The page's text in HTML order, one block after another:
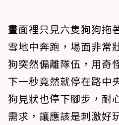
畫面裡只見六隻狗狗拖
雪地中奔跑，場面非常
狗突然偏離隊伍，用奇
下一秒竟然就停在路中
狗見狀也停下腳步，耐
需求，讓應該是刺激好